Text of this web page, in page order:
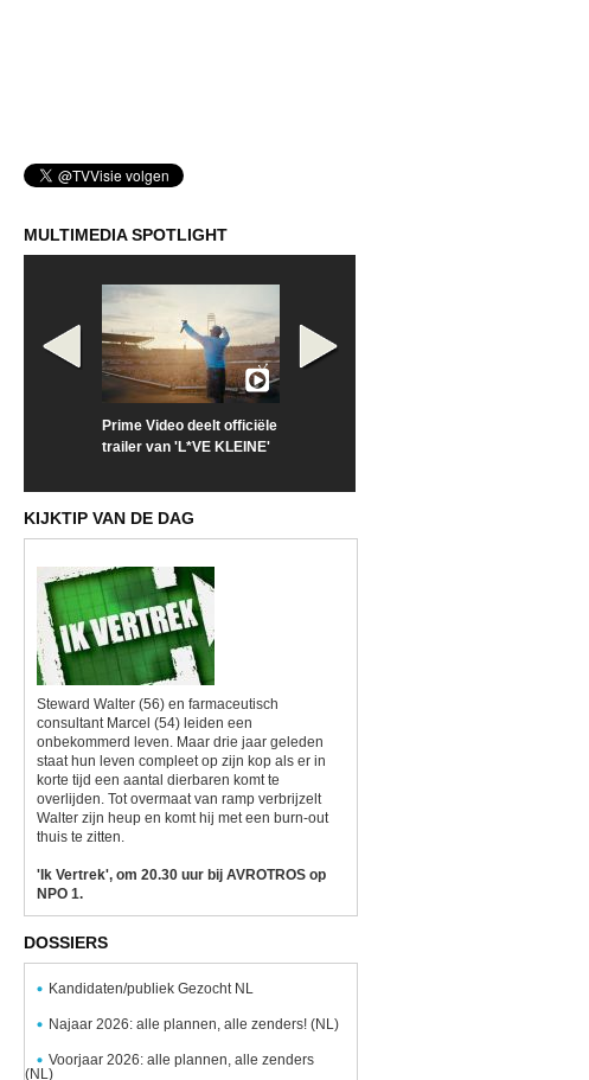
MULTIMEDIA SPOTLIGHT
Prime Video deelt officiële
trailer van 'L*VE KLEINE'
KIJKTIP VAN DE DAG
Steward Walter (56) en farmaceutisch
consultant Marcel (54) leiden een
onbekommerd leven. Maar drie jaar geleden
staat hun leven compleet op zijn kop als er in
korte tijd een aantal dierbaren komt te
overlijden. Tot overmaat van ramp verbrijzelt
Walter zijn heup en komt hij met een burn-out
thuis te zitten.
'Ik Vertrek', om 20.30 uur bij AVROTROS op
NPO 1.
DOSSIERS
Kandidaten/publiek Gezocht NL
Najaar 2026: alle plannen, alle zenders! (NL)
Voorjaar 2026: alle plannen, alle zenders
(NL)